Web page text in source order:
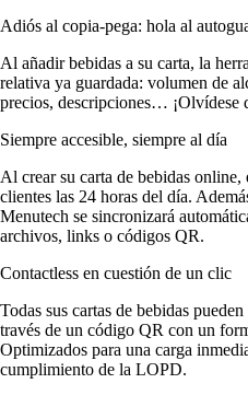
Adiós al copia-pega: hola al
Al añadir bebidas a su carta, la
relativa ya guardada: volumen de
precios, descripciones… ¡Olvídese
Siempre accesible, siempre al día
Al crear su carta de bebidas online,
clientes las 24 horas del día.
Menutech se sincronizará
archivos, links o códigos QR.
Contactless en cuestión de un clic
Todas sus cartas de bebidas
través de un código QR con un
Optimizados para una carga
cumplimiento de la LOPD.